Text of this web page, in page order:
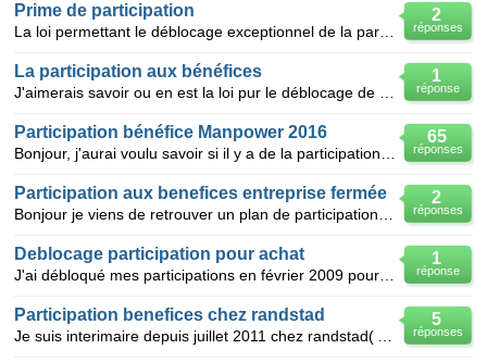
2
réponses
Prime de participation
1
réponse
La participation aux bénéfices
65
réponses
Participation bénéfice Manpower 2016
2
réponses
Participation aux benefices entreprise fermée
1
réponse
Deblocage participation pour achat
5
réponses
Participation benefices chez randstad